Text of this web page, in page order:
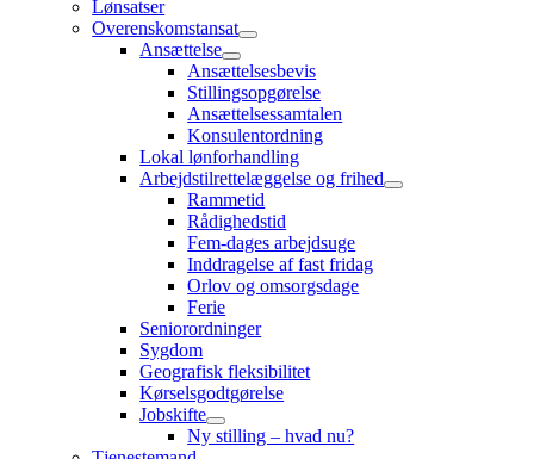
Lønsatser
Overenskomstansat
Ansættelse
Ansættelsesbevis
Stillingsopgørelse
Ansættelsessamtalen
Konsulentordning
Lokal lønforhandling
Arbejdstilrettelæggelse og frihed
Rammetid
Rådighedstid
Fem-dages arbejdsuge
Inddragelse af fast fridag
Orlov og omsorgsdage
Ferie
Seniorordninger
Sygdom
Geografisk fleksibilitet
Kørselsgodtgørelse
Jobskifte
Ny stilling – hvad nu?